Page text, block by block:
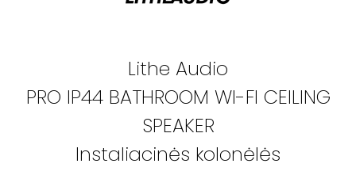
Lithe Audio
PRO IP44 BATHROOM WI-FI CEILING
SPEAKER
Instaliacinės kolonėlės